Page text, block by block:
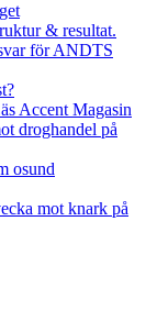
& resultat.
för ANDTS
Accent Magasin
droghandel på
osund
mot knark på